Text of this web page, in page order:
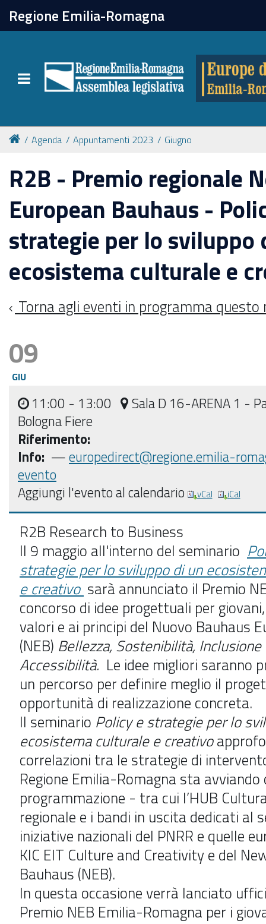
Regione Emilia-Romagna
Toggle navigation
chiudi
Attività
Formazione
Eventi
Tutte le notizie
Newsletter
Agenda Appuntamenti 2023 Giugno
R2B - Premio regionale
European Bauhaus -
strategie per lo sviluppo
ecosistema culturale e
Torna agli eventi in programma questo
09
GIU
11:00 - 13:00
Sala D 16-ARENA 1 -
Bologna Fiere
Riferimento:
Info: —europedirect@regione.emilia-
evento
Aggiungi l'evento al calendario
vCal iCal
R2B Research to Business
Il 9 maggio all'interno del seminario
strategie per lo sviluppo di un
e creativo sarà annunciato il Premio
concorso di idee progettuali per
valori e ai principi del Nuovo Bauhaus
(NEB) Bellezza, Sostenibilità, Inclusione
Accessibilità. Le idee migliori saranno
un percorso per definire meglio il
opportunità di realizzazione concreta.
Il seminario Policy e strategie per lo
ecosistema culturale e creativo
correlazioni tra le strategie di
Regione Emilia-Romagna sta avviando
programmazione - tra cui l’HUB
regionale e i bandi in uscita dedicati al
iniziative nazionali del PNRR e quelle
KIC EIT Culture and Creativity e del
Bauhaus (NEB).
In questa occasione verrà lanciato
Premio NEB Emilia-Romagna per i